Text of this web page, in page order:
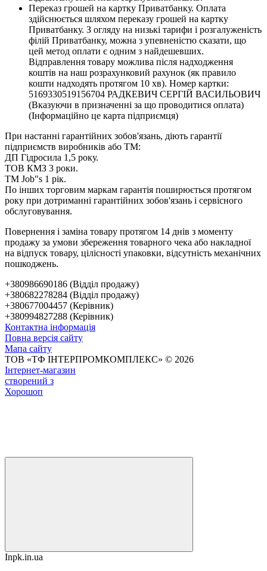
Переказ грошей на картку Приватбанку. Оплата
здійснюється шляхом переказу грошей на картку
Приватбанку. З огляду на низькі тарифи і розгалуженість
філій Приватбанку, можна з упевненістю сказати, що
цей метод оплати є одним з найдешевших.
Відправлення товару можлива після надходження
коштів на наш розрахунковий рахунок (як правило
кошти надходять протягом 10 хв). Номер картки:
5169330519156704 РАДКЕВИЧ СЕРГІЙ ВАСИЛЬОВИЧ
(Вказуючи в призначенні за що проводитися оплата)
(Інформаційно це карта підприємця)
При настанні гарантійних зобов'язань, діють гарантії
підприємств виробників або ТМ:
ДП Гідросила 1,5 року.
ТОВ КМЗ 3 роки.
ТМ Job"s 1 рік.
По інших торговим маркам гарантія поширюється протягом
року при дотриманні гарантійних зобов'язань і сервісного
обслуговування.
Повернення і заміна товару протягом 14 днів з моменту
продажу за умови збереження товарного чека або накладної
на відпуск товару, цілісності упаковки, відсутність механічних
пошкоджень.
+380986690186 (Відділ продажу)
+380682278284 (Відділ продажу)
+380677004457 (Керівник)
+380994827288 (Керівник)
Контактна інформація
Повна версія сайту
Мапа сайту
ТОВ «ТФ ІНТЕРПРОМКОМПЛЕКС» © 2026
Інтернет-магазин
створений з
Хорошоп
Inpk.in.ua